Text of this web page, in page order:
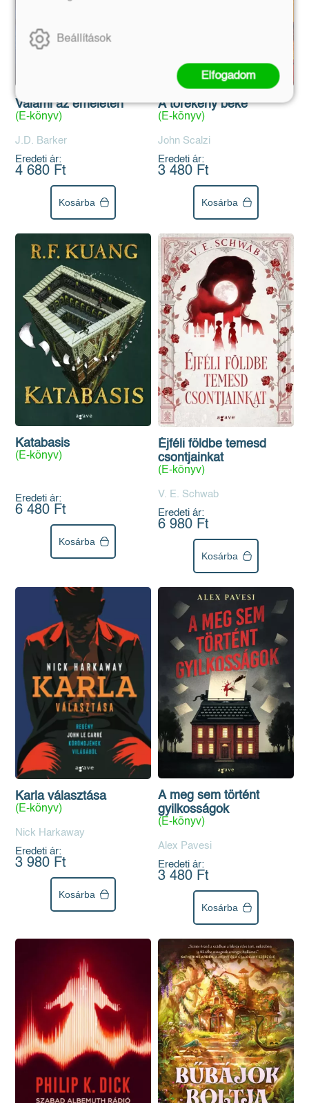
Valami az emeleten
(E-könyv)
J.D. Barker
Eredeti ár:
4 680 Ft
Kosárba
A törékeny béke
(E-könyv)
John Scalzi
Eredeti ár:
3 480 Ft
Kosárba
Katabasis
(E-könyv)
Eredeti ár:
6 480 Ft
Kosárba
Éjféli földbe temesd
csontjainkat
(E-könyv)
V. E. Schwab
Eredeti ár:
6 980 Ft
Kosárba
Karla választása
(E-könyv)
Nick Harkaway
Eredeti ár:
3 980 Ft
Kosárba
A meg sem történt
gyilkosságok
(E-könyv)
Alex Pavesi
Eredeti ár:
3 480 Ft
Kosárba
Beállítások
Elfogadom